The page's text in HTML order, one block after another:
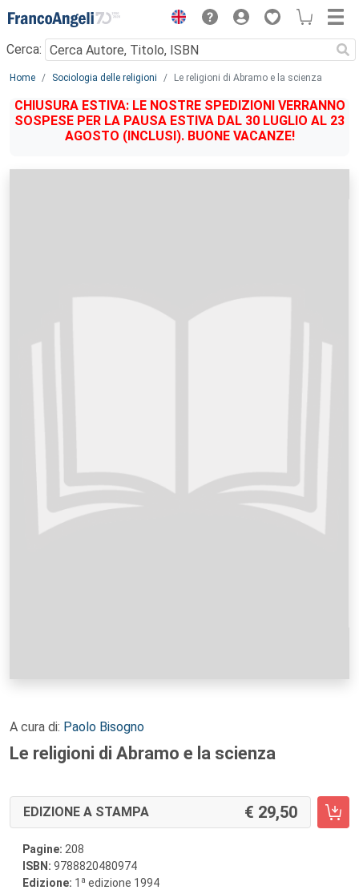
Menu
Cerca:
Main content
Home Sociologia delle religioni Le religioni di Abramo e la scienza
CHIUSURA ESTIVA: LE NOSTRE SPEDIZIONI VERRANNO
SOSPESE PER LA PAUSA ESTIVA DAL 30 LUGLIO AL 23
AGOSTO (INCLUSI). BUONE VACANZE!
A cura di: Paolo Bisogno
Le religioni di Abramo e la scienza
EDIZIONE A STAMPA 29,50
Pagine: 208
ISBN: 9788820480974
Edizione: 1 a edizione 1994